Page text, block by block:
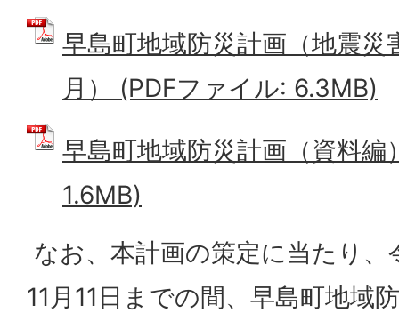
早島町地域防災計画（地震災
月） (PDFファイル: 6.3MB)
早島町地域防災計画（資料編
1.6MB)
なお、本計画の策定に当たり、
11月11日までの間、早島町地域